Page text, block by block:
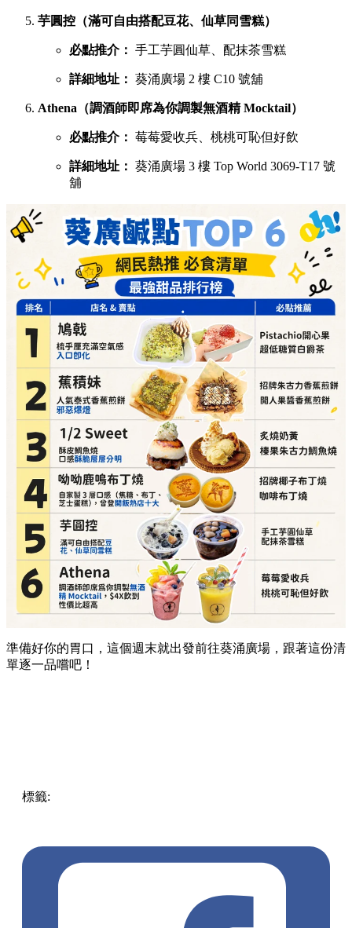
芋圓控（滿可自由搭配豆花、仙草同雪糕）
必點推介： 手工芋圓仙草、配抹茶雪糕
詳細地址： 葵涌廣場 2 樓 C10 號舖
Athena（調酒師即席為你調製無酒精 Mocktail）
必點推介： 莓莓愛收兵、桃桃可恥但好飲
詳細地址： 葵涌廣場 3 樓 Top World 3069-T17 號
舖
準備好你的胃口，這個週末就出發前往葵涌廣場，跟著這份清
單逐一品嚐吧！
標籤: